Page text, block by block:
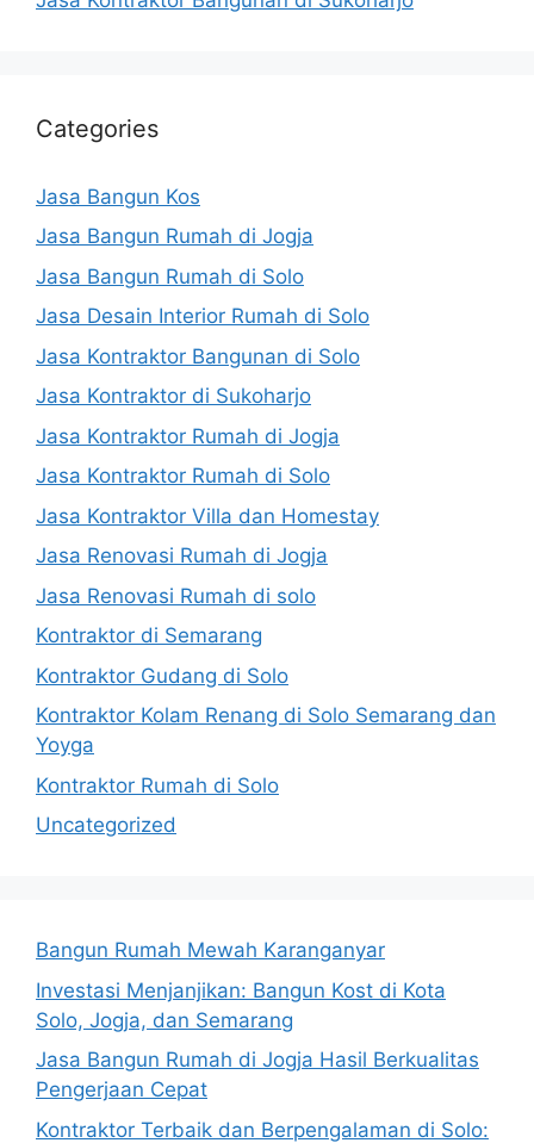
Categories
Jasa Bangun Kos
Jasa Bangun Rumah di Jogja
Jasa Bangun Rumah di Solo
Jasa Desain Interior Rumah di Solo
Jasa Kontraktor Bangunan di Solo
Jasa Kontraktor di Sukoharjo
Jasa Kontraktor Rumah di Jogja
Jasa Kontraktor Rumah di Solo
Jasa Kontraktor Villa dan Homestay
Jasa Renovasi Rumah di Jogja
Jasa Renovasi Rumah di solo
Kontraktor di Semarang
Kontraktor Gudang di Solo
Kontraktor Kolam Renang di Solo Semarang dan
Yoyga
Kontraktor Rumah di Solo
Uncategorized
Bangun Rumah Mewah Karanganyar
Investasi Menjanjikan: Bangun Kost di Kota
Solo, Jogja, dan Semarang
Jasa Bangun Rumah di Jogja Hasil Berkualitas
Pengerjaan Cepat
Kontraktor Terbaik dan Berpengalaman di Solo: